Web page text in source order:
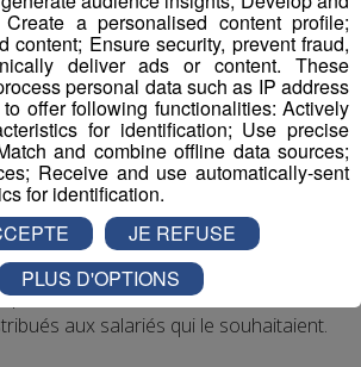
les maladies graves, telles que le
le cancer, les maladies
le paludisme, la tuberculose ou
Mont Blanc
musculo-squelettiques, Radio
engagé à respecter les
de la médecine du travail en matière
postes de travail : des rehausseurs de
aux salariés qui le souhaitaient.
a personalised content profile;
content; Ensure security, prevent fraud,
deliver ads or content. These
personal data such as IP address
offer following functionalities: Actively
for identification; Use precise
and combine offline data sources;
Receive and use automatically-sent
for identification.
JE REFUSE
PLUS D'OPTIONS